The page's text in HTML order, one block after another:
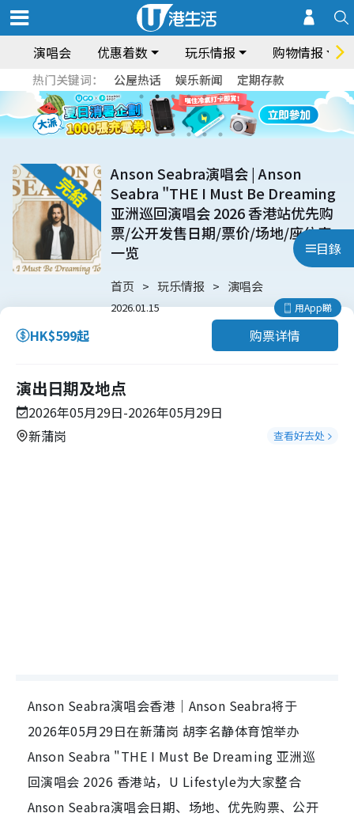
演唱会 优惠着数 玩乐情报 购物情报
热门关键词： 公屋热话 娱乐新闻 定期存款
目錄
Anson Seabra演唱会 | Anson
Seabra "THE I Must Be Dreaming
亚洲巡回演唱会 2026 香港站优先购
票/公开发售日期/票价/场地/座位表
一览
首页 玩乐情报 演唱会
2026.01.15 用App睇
HK$599起 购票详情
演出日期及地点
2026年05月29日-2026年05月29日
新蒲岗
查看好去处
Anson Seabra演唱会香港｜Anson Seabra将于
2026年05月29日在新蒲岗 胡李名静体育馆举办
Anson Seabra "THE I Must Be Dreaming 亚洲巡
回演唱会 2026 香港站，U Lifestyle为大家整合
Anson Seabra演唱会日期、场地、优先购票、公开